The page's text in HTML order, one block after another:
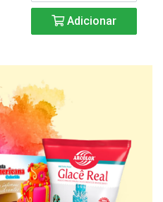
Adicionar